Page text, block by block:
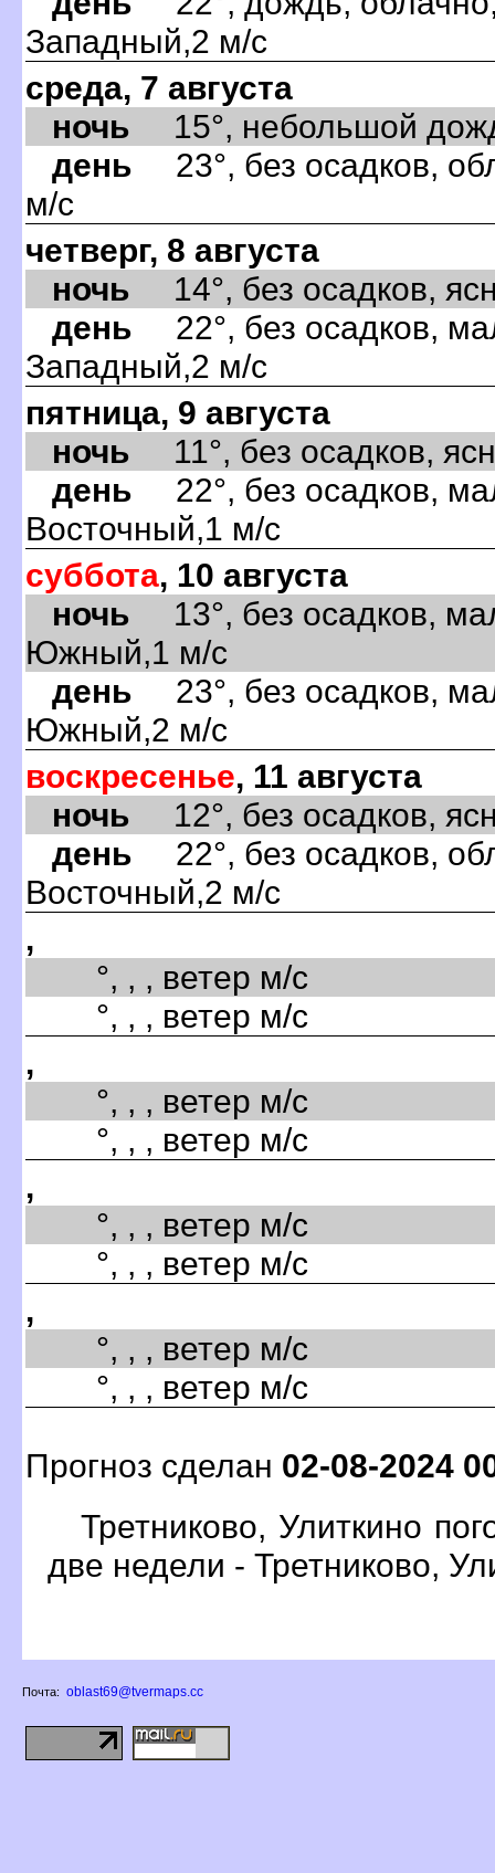
Западный,2 м/с
среда, 7 августа
ночь 15°, небольшой
день 23°, без осадков,
м/с
четверг, 8 августа
ночь 14°, без осадков,
день 22°, без осадков,
Западный,2 м/с
пятница, 9 августа
ночь 11°, без осадков,
день 22°, без осадков,
Восточный,1 м/с
суббота, 10 августа
ночь 13°, без осадков,
Южный,1 м/с
день 23°, без осадков,
Южный,2 м/с
воскресенье, 11 августа
ночь 12°, без осадков,
день 22°, без осадков,
Восточный,2 м/с
,
°, , , ветер м/с
°, , , ветер м/с
,
°, , , ветер м/с
°, , , ветер м/с
,
°, , , ветер м/с
°, , , ветер м/с
,
°, , , ветер м/с
°, , , ветер м/с
Прогноз сделан 02-08-2024
Третниково, Улиткино
две недели - Третниково,
Почта: oblast69@tvermaps.cc